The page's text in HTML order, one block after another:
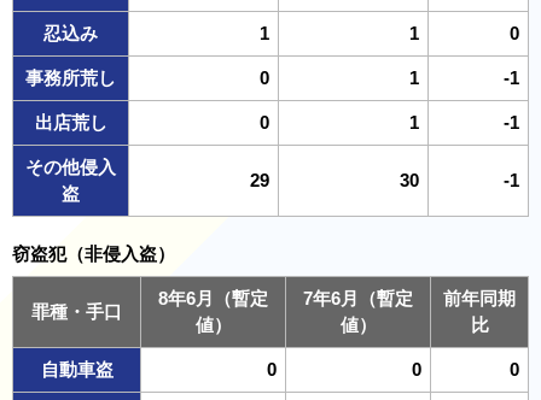
忍込み 1 1 0
事務所荒し 0 1 -1
出店荒し 0 1 -1
その他侵入
盗
29 30 -1
窃盗犯（非侵入盗）
罪種・手口
8年6月（暫定
値）
7年6月（暫定
値）
前年同期
比
自動車盗 0 0 0